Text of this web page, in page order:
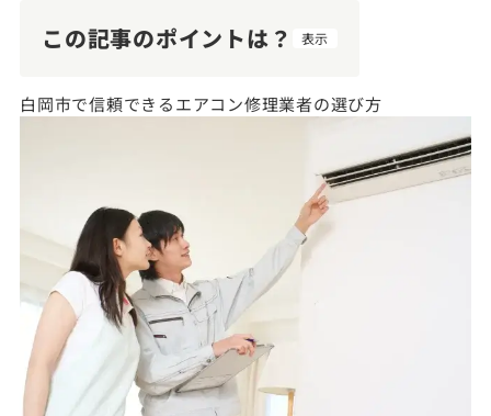
この記事のポイントは？ 表示
白岡市で信頼できるエアコン修理業者の選び方